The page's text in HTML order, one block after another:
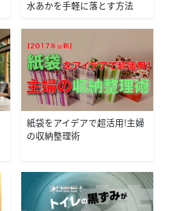
水あかを手軽に落とす方法
紙袋をアイデアで超活用！主婦
の収納整理術